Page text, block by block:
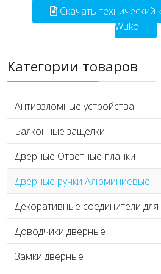
Скачать технический
Wuko
Категории товаров
Антивзломные устройства
Балконные защелки
Дверные Ответные планки
Дверные ручки Алюминиевые
Декоративные соединители
Доводчики дверные
Замки дверные